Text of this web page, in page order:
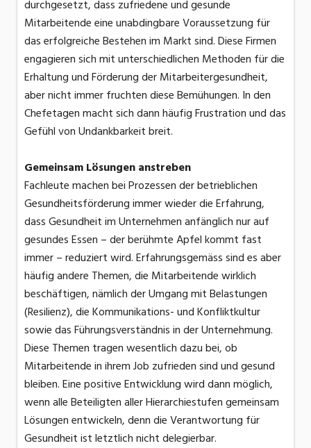
durchgesetzt, dass zufriedene und gesunde
Mitarbeitende eine unabdingbare Voraussetzung für
das erfolgreiche Bestehen im Markt sind. Diese Firmen
engagieren sich mit unterschiedlichen Methoden für die
Erhaltung und Förderung der Mitarbeitergesundheit,
aber nicht immer fruchten diese Bemühungen. In den
Chefetagen macht sich dann häufig Frustration und das
Gefühl von Undankbarkeit breit.
Gemeinsam Lösungen anstreben
Fachleute machen bei Prozessen der betrieblichen
Gesundheitsförderung immer wieder die Erfahrung,
dass Gesundheit im Unternehmen anfänglich nur auf
gesundes Essen – der berühmte Apfel kommt fast
immer – reduziert wird. Erfahrungsgemäss sind es aber
häufig andere Themen, die Mitarbeitende wirklich
beschäftigen, nämlich der Umgang mit Belastungen
(Resilienz), die Kommunikations- und Konfliktkultur
sowie das Führungsverständnis in der Unternehmung.
Diese Themen tragen wesentlich dazu bei, ob
Mitarbeitende in ihrem Job zufrieden sind und gesund
bleiben. Eine positive Entwicklung wird dann möglich,
wenn alle Beteiligten aller Hierarchiestufen gemeinsam
Lösungen entwickeln, denn die Verantwortung für
Gesundheit ist letztlich nicht delegierbar.